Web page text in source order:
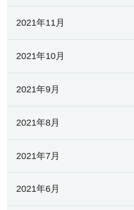
2021年11月
2021年10月
2021年9月
2021年8月
2021年7月
2021年6月